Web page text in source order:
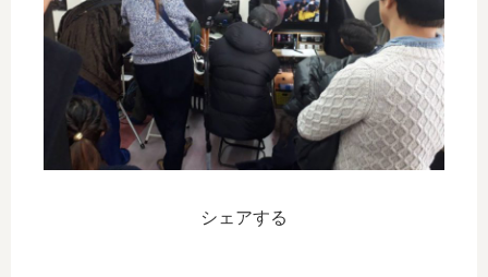
シェアする